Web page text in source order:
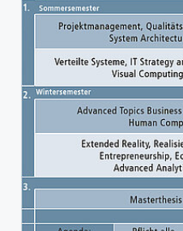
Show larger version